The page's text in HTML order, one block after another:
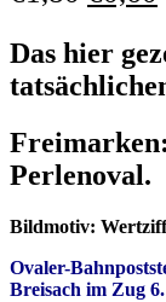
Das hier
Perlenoval.
Bildmotiv:
Ovaler-
Breisach im Zug 6.